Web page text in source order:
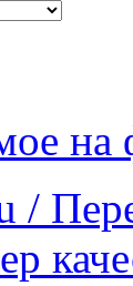
на
/